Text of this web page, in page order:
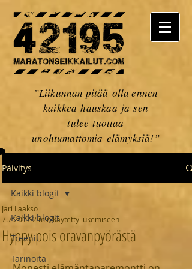
”Liikunnan pitää olla ennen
kaikkea hauskaa ja sen
tulee tuottaa
unohtumattomia elämyksiä!”
Päivitys
Kaikki blogit
Treenit
Tarinoita
Kaikki blogit
Hyppy pois oravanpyörästä
Jari Laakso
7.7.20172 min käytetty lukemiseen